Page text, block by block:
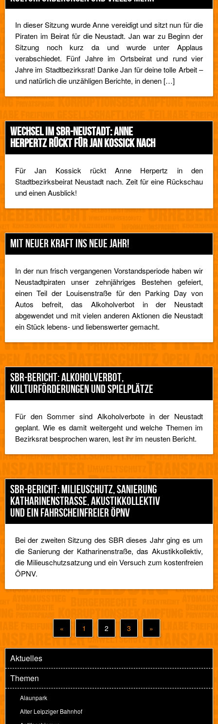
In dieser Sitzung wurde Anne vereidigt und sitzt nun für die
Piraten im Beirat für die Neustadt. Jan war zu Beginn der
Sitzung noch kurz da und wurde unter Applaus
verabschiedet. Fünf Jahre im Ortsbeirat und rund vier
Jahre im Stadtbezirksrat! Danke Jan für deine tolle Arbeit –
und natürlich die unzähligen Berichte, in denen […]
WECHSEL IM SBR-NEUSTADT: ANNE
HERPERTZ RÜCKT FÜR JAN KOSSICK NACH
Für Jan Kossick rückt Anne Herpertz in den
Stadtbezirksbeirat Neustadt nach. Zeit für eine Rückschau
und einen Ausblick!
MIT NEUER KRAFT INS NEUE JAHR!
In der nun frisch vergangenen Vorstandsperiode haben wir
Neustadtpiraten unser zehnjähriges Bestehen gefeiert,
einen Teil der Louisenstraße für den Parking Day von
Autos befreit, das Alkoholverbot in der Neustadt
abgewendet und mit vielen anderen Aktionen die Neustadt
ein Stück lebens- und liebenswerter gemacht.
SBR-BERICHT: ALKOHOLVERBOT,
KULTURFÖRDERUNGEN UND SPIELPLÄTZE
Für den Sommer sind Alkoholverbote in der Neustadt
geplant. Wie es damit weitergeht und welche Themen im
Bezirksrat besprochen waren, lest ihr im neusten Bericht.
SBR-BERICHT: MILIEUSCHUTZ, SANIERUNG
KATHARINENSTRASSE, AKUSTIKKOLLEKTIV U
ND EIN FAHRSCHEINFREIER ÖPNV
Bei der zweiten Sitzung des SBR dieses Jahr ging es um
die Sanierung der Katharinenstraße, das Akustikkollektiv,
die Milieuschutzsatzung und ein Versuch zum kostenfreien
ÖPNV.
« 1 2 3 »
Aktuelles
Themen
Alaunpark
Alter Leipziger Bahnhof